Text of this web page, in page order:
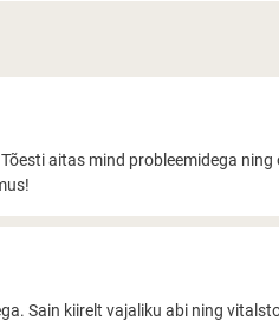
aitas mind probleemidega
Sain kiirelt vajaliku abi ning